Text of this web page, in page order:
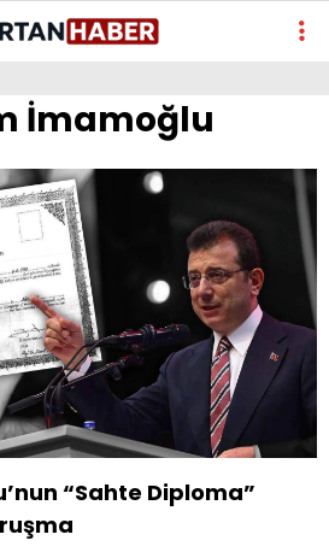
İmamoğlu
“Sahte Diploma”